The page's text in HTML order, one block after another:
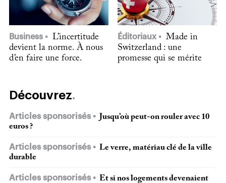
Business
L’incertitude
devient la norme. À nous
d’en faire une force.
Éditoriaux
Made in
Switzerland : une
promesse qui se mérite
Découvrez
Articles sponsorisés
Jusqu’où peut-on rouler avec 10
euros ?
Articles sponsorisés
Le verre, matériau clé de la ville
durable
Articles sponsorisés
Et si nos logements devenaient